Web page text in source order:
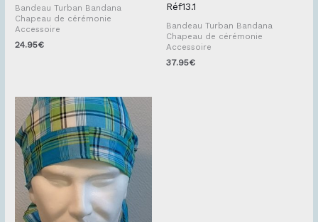
Bandeau Turban Bandana
Chapeau de cérémonie
Accessoire
24.95€
Réf13.1
Bandeau Turban Bandana
Chapeau de cérémonie
Accessoire
37.95€